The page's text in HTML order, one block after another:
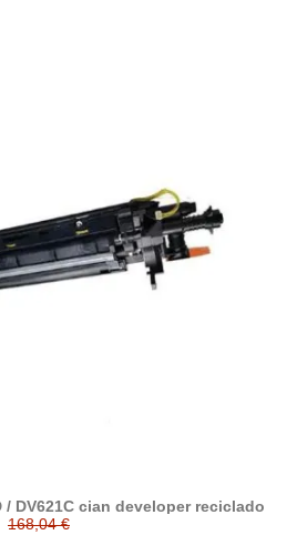
/ DV621C cian developer reciclado
168,04 €